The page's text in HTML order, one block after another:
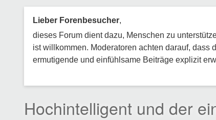
Lieber Forenbesucher,
dieses Forum dient dazu, Menschen zu
ist willkommen. Moderatoren achten darauf,
ermutigende und einfühlsame Beiträge explizit
Hochintelligent und der